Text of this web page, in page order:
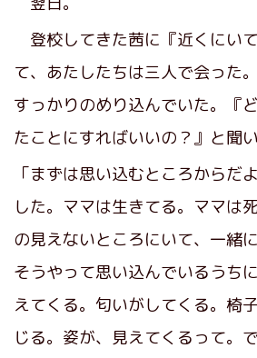
登校してきた茜に『近くにい
て、あたしたちは三人で会った
すっかりのめり込んでいた。『
たことにすればいいの？』と聞い
「まずは思い込むところからだ
した。ママは生きてる。ママは
の見えないところにいて、一緒
そうやって思い込んでいるうち
えてくる。匂いがしてくる。椅
じる。姿が、見えてくるって。